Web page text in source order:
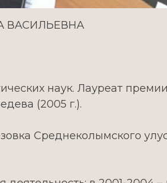
ВАСИЛЬЕВНА
наук. Лауреат
(2005 г.).
Среднеколымского